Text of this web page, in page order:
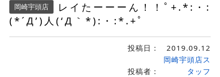
岡崎宇頭店
レイたーーーん！！ﾟ+.*:・:
(*´Д’)人(‘Д｀*):・:*.+ﾟ
投稿日： 2019.09.12
投稿者：
岡崎宇頭店ス
タッフ